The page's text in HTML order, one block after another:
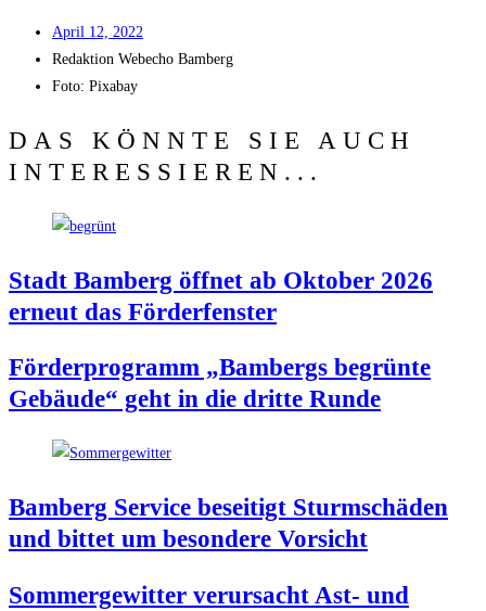
April 12, 2022
Redak­ti­on Web­echo Bamberg
Foto: Pixabay
DAS KÖNNTE SIE AUCH
INTERESSIEREN...
Stadt Bam­berg öff­net ab Okto­ber 2026
erneut das Förderfenster
För­der­pro­gramm „Bam­bergs begrün­te
Gebäu­de“ geht in die drit­te Runde
Bam­berg Ser­vice besei­tigt Sturm­schä­den
und bit­tet um beson­de­re Vorsicht
Som­mer­ge­wit­ter ver­ur­sacht Ast- und